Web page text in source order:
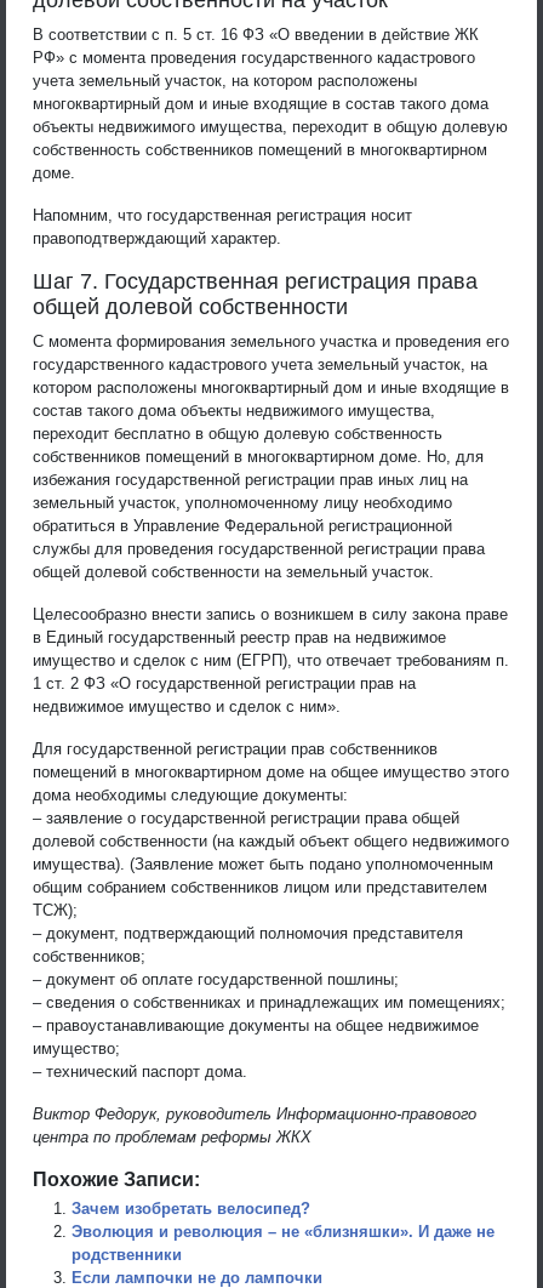
В соответствии с п. 5 ст. 16 ФЗ «О введении в действие ЖК
РФ» с момента проведения государственного кадастрового
учета земельный участок, на котором расположены
многоквартирный дом и иные входящие в состав такого дома
объекты недвижимого имущества, переходит в общую долевую
собственность собственников помещений в многоквартирном
доме.
Напомним, что государственная регистрация носит
правоподтверждающий характер.
Шаг 7. Государственная регистрация права
общей долевой собственности
С момента формирования земельного участка и проведения его
государственного кадастрового учета земельный участок, на
котором расположены многоквартирный дом и иные входящие в
состав такого дома объекты недвижимого имущества,
переходит бесплатно в общую долевую собственность
собственников помещений в многоквартирном доме. Но, для
избежания государственной регистрации прав иных лиц на
земельный участок, уполномоченному лицу необходимо
обратиться в Управление Федеральной регистрационной
службы для проведения государственной регистрации права
общей долевой собственности на земельный участок.
Целесообразно внести запись о возникшем в силу закона праве
в Единый государственный реестр прав на недвижимое
имущество и сделок с ним (ЕГРП), что отвечает требованиям п.
1 ст. 2 ФЗ «О государственной регистрации прав на
недвижимое имущество и сделок с ним».
Для государственной регистрации прав собственников
помещений в многоквартирном доме на общее имущество этого
дома необходимы следующие документы:
– заявление о государственной регистрации права общей
долевой собственности (на каждый объект общего недвижимого
имущества). (Заявление может быть подано уполномоченным
общим собранием собственников лицом или представителем
ТСЖ);
– документ, подтверждающий полномочия представителя
собственников;
– документ об оплате государственной пошлины;
– сведения о собственниках и принадлежащих им помещениях;
– правоустанавливающие документы на общее недвижимое
имущество;
– технический паспорт дома.
Виктор Федорук, руководитель Информационно-правового
центра по проблемам реформы ЖКХ
Похожие Записи:
Зачем изобретать велосипед?
Эволюция и революция – не «близняшки». И даже не
родственники
Если лампочки не до лампочки